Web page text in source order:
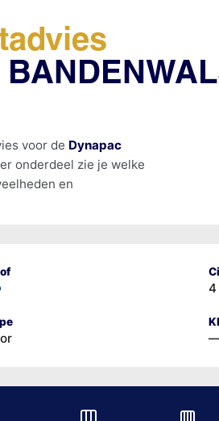
voor de Dynapac
onderdeel zie je welke
en
4